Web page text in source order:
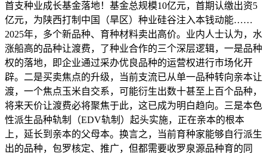
首支种业成长基金落地！基金总规模10亿元，首期认缴出资5
亿元，为陕西打制中国（旱区）种业硅谷注入本钱动能……
2025年，多个新品种、育种材料卖出高价。业内人士认为，水
涨船高的品种让渡费，了种业合作的三个深层逻辑，一是品种
权的落地，即企业通过采办优良品种的运营权进行市场化开
辟。二是买卖焦点的升级，当前支流已从单一品种转向亲本让
渡，一个焦点玉米自交系，可能衍生出数十甚至上百个品种，
将来天价让渡费必将聚焦于此，这已成为明白趋向。三是本色
性派生品种轨制（EDV轨制）起头实施，正在亲本的根本
上，延长到亲本的父母本。换言之，当前育种家能够自行派生
出的品种，包罗核定、推广，但都需要收罗泉源品种育的同